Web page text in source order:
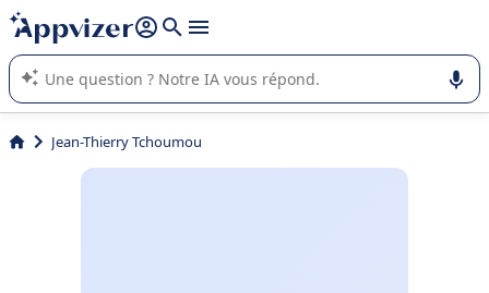
répondre (plusieurs lignes avec
L'IA de Appvizer vous guide dans l'utilisation ou la sélection de
logiciel SaaS en entreprise.
Jean-Thierry Tchoumou